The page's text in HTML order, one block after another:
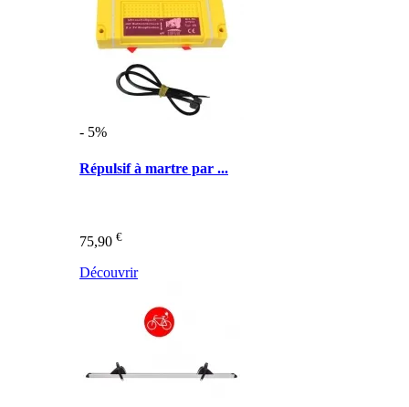
- 5%
Répulsif à martre par ...
75,90 €
Découvrir